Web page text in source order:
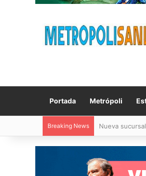
Portada Metrópoli
Breaking News Nueva